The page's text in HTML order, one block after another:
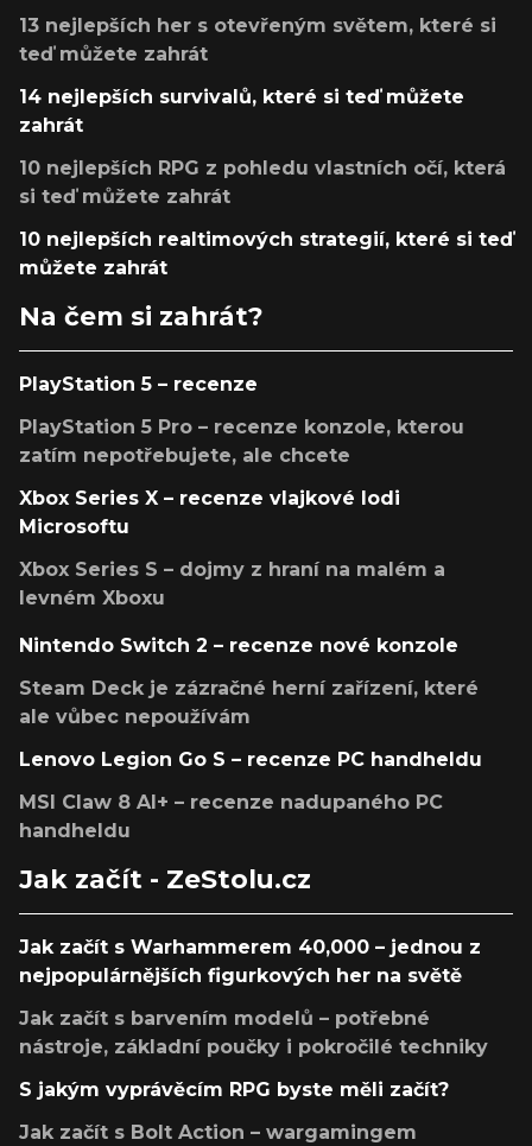
13 nejlepších her s otevřeným světem, které si
teď můžete zahrát
14 nejlepších survivalů, které si teď můžete
zahrát
10 nejlepších RPG z pohledu vlastních očí, která
si teď můžete zahrát
10 nejlepších realtimových strategií, které si teď
můžete zahrát
Na čem si zahrát?
PlayStation 5 – recenze
PlayStation 5 Pro – recenze konzole, kterou
zatím nepotřebujete, ale chcete
Xbox Series X – recenze vlajkové lodi
Microsoftu
Xbox Series S – dojmy z hraní na malém a
levném Xboxu
Nintendo Switch 2 – recenze nové konzole
Steam Deck je zázračné herní zařízení, které
ale vůbec nepoužívám
Lenovo Legion Go S – recenze PC handheldu
MSI Claw 8 AI+ – recenze nadupaného PC
handheldu
Jak začít - ZeStolu.cz
Jak začít s Warhammerem 40,000 – jednou z
nejpopulárnějších figurkových her na světě
Jak začít s barvením modelů – potřebné
nástroje, základní poučky i pokročilé techniky
S jakým vyprávěcím RPG byste měli začít?
Jak začít s Bolt Action – wargamingem